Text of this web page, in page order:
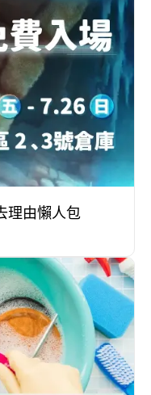
理由懶人包